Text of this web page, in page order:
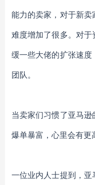
能力的卖家，对于新
难度增加了很多。对
缓一些大佬的扩张速
团队。
当卖家们习惯了亚马逊
爆单暴富，心里会有更
一位业内人士提到，